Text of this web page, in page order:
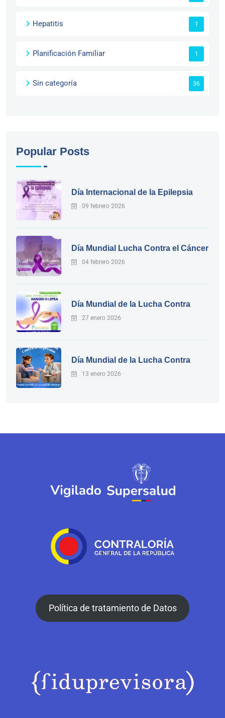
Hepatitis 1
Planificación Familiar 1
Sin categoría 36
Popular Posts
Día Internacional de la Epilepsia
09 febrero 2026
Día Mundial Lucha Contra el Cáncer
04 febrero 2026
Día Mundial de la Lucha Contra
27 enero 2026
Día Mundial de la Lucha Contra
13 enero 2026
Política de tratamiento de Datos